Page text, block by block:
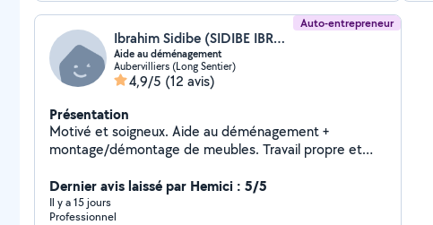
Auto-entrepreneur
Ibrahim Sidibe (SIDIBE IBRAHIM)
Aide au déménagement
Aubervilliers (Long Sentier)
4,9/5 (12 avis)
Présentation
Motivé et soigneux. Aide au déménagement +
montage/démontage de meubles. Travail propre et
Dernier avis laissé par Hemici : 5/5
Il y a 15 jours
Professionnel